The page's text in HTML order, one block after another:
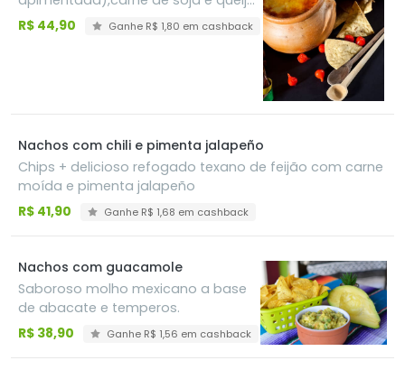
derretido
R$ 44,90 Ganhe R$ 1,80 em cashback
Nachos com chili e pimenta jalapeño
Chips + delicioso refogado texano de feijão com carne
moída e pimenta jalapeño
R$ 41,90
Ganhe R$ 1,68 em cashback
Nachos com guacamole
Saboroso molho mexicano a base
de abacate e temperos.
R$ 38,90
Ganhe R$ 1,56 em cashback